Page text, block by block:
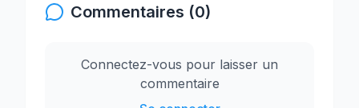
Commentaires (0)
Connectez-vous pour laisser un
commentaire